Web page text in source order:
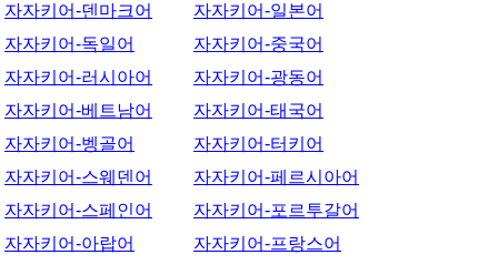
자자키어-덴마크어
자자키어-독일어
자자키어-러시아어
자자키어-베트남어
자자키어-벵골어
자자키어-스웨덴어
자자키어-스페인어
자자키어-아랍어
자자키어-일본어
자자키어-중국어
자자키어-광동어
자자키어-태국어
자자키어-터키어
자자키어-페르시아어
자자키어-포르투갈어
자자키어-프랑스어